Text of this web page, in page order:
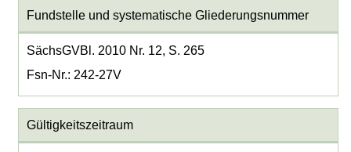
Fundstelle und systematische Gliederungsnummer
SächsGVBl. 2010 Nr. 12, S. 265
Fsn-Nr.: 242-27V
Gültigkeitszeitraum